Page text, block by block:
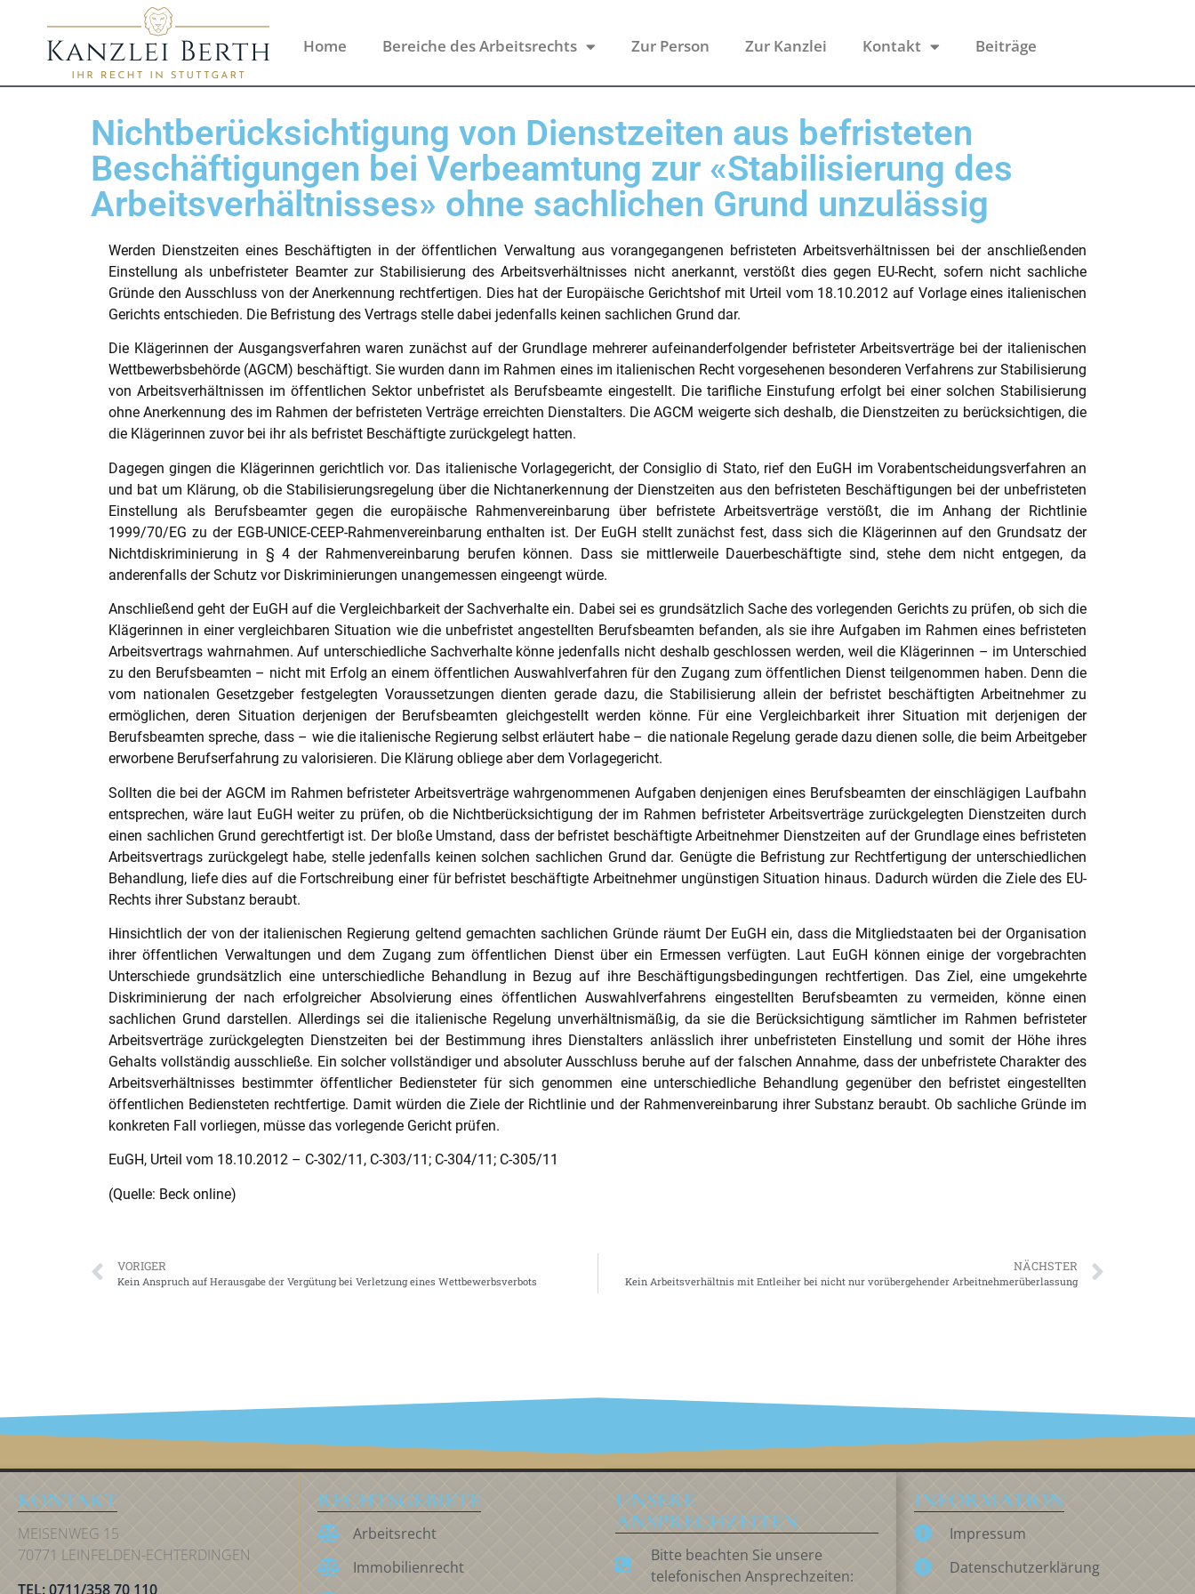
Home Bereiche des Arbeitsrechts Zur Person Zur Kanzlei Kontakt Beiträge
Nichtberücksichtigung von Dienstzeiten aus befristeten
Beschäftigungen bei Verbeamtung zur «Stabilisierung des
Arbeitsverhältnisses» ohne sachlichen Grund unzulässig
Werden Dienstzeiten eines Beschäftigten in der öffentlichen Verwaltung aus vorangegangenen befristeten Arbeitsverhältnissen bei der anschließenden
Einstellung als unbefristeter Beamter zur Stabilisierung des Arbeitsverhältnisses nicht anerkannt, verstößt dies gegen EU-Recht, sofern nicht sachliche
Gründe den Ausschluss von der Anerkennung rechtfertigen. Dies hat der Europäische Gerichtshof mit Urteil vom 18.10.2012 auf Vorlage eines italienischen
Gerichts entschieden. Die Befristung des Vertrags stelle dabei jedenfalls keinen sachlichen Grund dar.
Die Klägerinnen der Ausgangsverfahren waren zunächst auf der Grundlage mehrerer aufeinanderfolgender befristeter Arbeitsverträge bei der italienischen
Wettbewerbsbehörde (AGCM) beschäftigt. Sie wurden dann im Rahmen eines im italienischen Recht vorgesehenen besonderen Verfahrens zur Stabilisierung
von Arbeitsverhältnissen im öffentlichen Sektor unbefristet als Berufsbeamte eingestellt. Die tarifliche Einstufung erfolgt bei einer solchen Stabilisierung
ohne Anerkennung des im Rahmen der befristeten Verträge erreichten Dienstalters. Die AGCM weigerte sich deshalb, die Dienstzeiten zu berücksichtigen, die
die Klägerinnen zuvor bei ihr als befristet Beschäftigte zurückgelegt hatten.
Dagegen gingen die Klägerinnen gerichtlich vor. Das italienische Vorlagegericht, der Consiglio di Stato, rief den EuGH im Vorabentscheidungsverfahren an
und bat um Klärung, ob die Stabilisierungsregelung über die Nichtanerkennung der Dienstzeiten aus den befristeten Beschäftigungen bei der unbefristeten
Einstellung als Berufsbeamter gegen die europäische Rahmenvereinbarung über befristete Arbeitsverträge verstößt, die im Anhang der Richtlinie
1999/70/EG zu der EGB-UNICE-CEEP-Rahmenvereinbarung enthalten ist. Der EuGH stellt zunächst fest, dass sich die Klägerinnen auf den Grundsatz der
Nichtdiskriminierung in § 4 der Rahmenvereinbarung berufen können. Dass sie mittlerweile Dauerbeschäftigte sind, stehe dem nicht entgegen, da
anderenfalls der Schutz vor Diskriminierungen unangemessen eingeengt würde.
Anschließend geht der EuGH auf die Vergleichbarkeit der Sachverhalte ein. Dabei sei es grundsätzlich Sache des vorlegenden Gerichts zu prüfen, ob sich die
Klägerinnen in einer vergleichbaren Situation wie die unbefristet angestellten Berufsbeamten befanden, als sie ihre Aufgaben im Rahmen eines befristeten
Arbeitsvertrags wahrnahmen. Auf unterschiedliche Sachverhalte könne jedenfalls nicht deshalb geschlossen werden, weil die Klägerinnen – im Unterschied
zu den Berufsbeamten – nicht mit Erfolg an einem öffentlichen Auswahlverfahren für den Zugang zum öffentlichen Dienst teilgenommen haben. Denn die
vom nationalen Gesetzgeber festgelegten Voraussetzungen dienten gerade dazu, die Stabilisierung allein der befristet beschäftigten Arbeitnehmer zu
ermöglichen, deren Situation derjenigen der Berufsbeamten gleichgestellt werden könne. Für eine Vergleichbarkeit ihrer Situation mit derjenigen der
Berufsbeamten spreche, dass – wie die italienische Regierung selbst erläutert habe – die nationale Regelung gerade dazu dienen solle, die beim Arbeitgeber
erworbene Berufserfahrung zu valorisieren. Die Klärung obliege aber dem Vorlagegericht.
Sollten die bei der AGCM im Rahmen befristeter Arbeitsverträge wahrgenommenen Aufgaben denjenigen eines Berufsbeamten der einschlägigen Laufbahn
entsprechen, wäre laut EuGH weiter zu prüfen, ob die Nichtberücksichtigung der im Rahmen befristeter Arbeitsverträge zurückgelegten Dienstzeiten durch
einen sachlichen Grund gerechtfertigt ist. Der bloße Umstand, dass der befristet beschäftigte Arbeitnehmer Dienstzeiten auf der Grundlage eines befristeten
Arbeitsvertrags zurückgelegt habe, stelle jedenfalls keinen solchen sachlichen Grund dar. Genügte die Befristung zur Rechtfertigung der unterschiedlichen
Behandlung, liefe dies auf die Fortschreibung einer für befristet beschäftigte Arbeitnehmer ungünstigen Situation hinaus. Dadurch würden die Ziele des EU-
Rechts ihrer Substanz beraubt.
Hinsichtlich der von der italienischen Regierung geltend gemachten sachlichen Gründe räumt Der EuGH ein, dass die Mitgliedstaaten bei der Organisation
ihrer öffentlichen Verwaltungen und dem Zugang zum öffentlichen Dienst über ein Ermessen verfügten. Laut EuGH können einige der vorgebrachten
Unterschiede grundsätzlich eine unterschiedliche Behandlung in Bezug auf ihre Beschäftigungsbedingungen rechtfertigen. Das Ziel, eine umgekehrte
Diskriminierung der nach erfolgreicher Absolvierung eines öffentlichen Auswahlverfahrens eingestellten Berufsbeamten zu vermeiden, könne einen
sachlichen Grund darstellen. Allerdings sei die italienische Regelung unverhältnismäßig, da sie die Berücksichtigung sämtlicher im Rahmen befristeter
Arbeitsverträge zurückgelegten Dienstzeiten bei der Bestimmung ihres Dienstalters anlässlich ihrer unbefristeten Einstellung und somit der Höhe ihres
Gehalts vollständig ausschließe. Ein solcher vollständiger und absoluter Ausschluss beruhe auf der falschen Annahme, dass der unbefristete Charakter des
Arbeitsverhältnisses bestimmter öffentlicher Bediensteter für sich genommen eine unterschiedliche Behandlung gegenüber den befristet eingestellten
öffentlichen Bediensteten rechtfertige. Damit würden die Ziele der Richtlinie und der Rahmenvereinbarung ihrer Substanz beraubt. Ob sachliche Gründe im
konkreten Fall vorliegen, müsse das vorlegende Gericht prüfen.
EuGH, Urteil vom 18.10.2012 – C-302/11, C-303/11; C-304/11; C-305/11
(Quelle: Beck online)
VORIGER
Kein Anspruch auf Herausgabe der Vergütung bei Verletzung eines Wettbewerbsverbots
NÄCHSTER
Kein Arbeitsverhältnis mit Entleiher bei nicht nur vorübergehender Arbeitnehmerüberlassung
KONTAKT
MEISENWEG 15
70771 LEINFELDEN-ECHTERDINGEN
TEL: 0711/358 70 110
RECHTSGEBIETE
Arbeitsrecht
Immobilienrecht
UNSERE
ANSPRECHZEITEN
Bitte beachten Sie unsere
telefonischen Ansprechzeiten:
INFORMATION
Impressum
Datenschutzerklärung